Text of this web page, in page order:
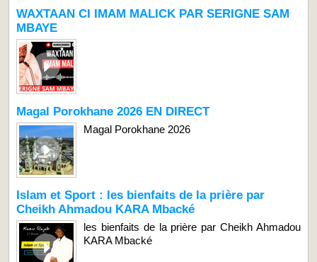
WAXTAAN CI IMAM MALICK PAR SERIGNE SAM
MBAYE
Magal Porokhane 2026 EN DIRECT
Magal Porokhane 2026
Islam et Sport : les bienfaits de la prière par
Cheikh Ahmadou KARA Mbacké
les bienfaits de la prière par Cheikh Ahmadou
KARA Mbacké